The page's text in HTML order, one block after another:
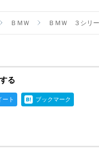
ＢＭＷ ＢＭＷ ３シリ
る
ート ブックマーク